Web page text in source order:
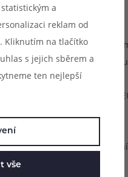
Délka
kabelu: 1
Typ
Zásuvka:
a
reklam od
Kliknutím na tlačítko
s jejich sběrem a
ten nejlepší
vše